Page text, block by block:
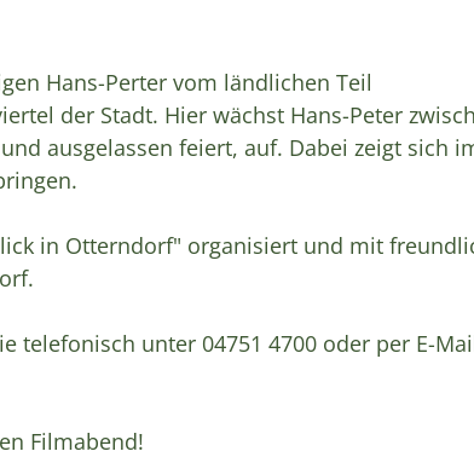
Hans-Perter vom ländlichen Teil
der Stadt. Hier wächst Hans-Peter
ausgelassen feiert, auf. Dabei zeigt sich
in Otterndorf" organisiert und mit
telefonisch unter 04751 4700 oder per E-
Filmabend!